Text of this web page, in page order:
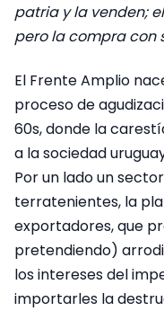
patria y la venden;
pero la compra con
El Frente Amplio
proceso de
60s, donde la
a la sociedad
Por un lado un
terratenientes, la
exportadores, que
pretendiendo)
los intereses del
importarles la